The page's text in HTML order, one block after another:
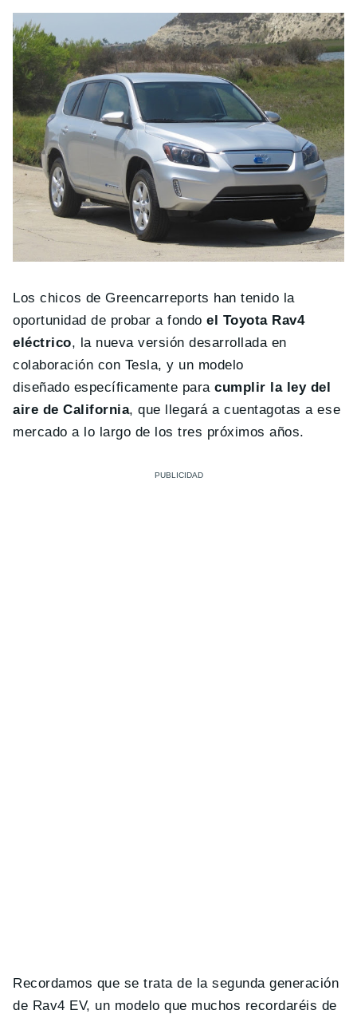
Los chicos de Greencarreports han tenido la
oportunidad de probar a fondo el Toyota Rav4
eléctrico, la nueva versión desarrollada en
colaboración con Tesla, y un modelo
diseñado específicamente paracumplir la ley del
aire de California, que llegará a cuentagotas a ese
mercado a lo largo de los tres próximos años.
Recordamos que se trata de la segunda generación
de Rav4 EV, un modelo que muchos recordaréis de